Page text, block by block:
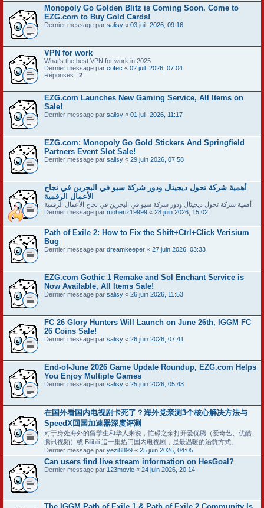
Monopoly Go Golden Blitz is Coming Soon. Come to
EZG.com to Buy Gold Cards!
Dernier message par salisy « 03 juil. 2026, 09:16
VPN for work
What's the best VPN for work in 2025
Dernier message par cofec « 02 juil. 2026, 07:04
Réponses : 2
EZG.com Launches New Gaming Service, All Items on
Sale!
Dernier message par salisy « 01 juil. 2026, 11:17
EZG.com: Monopoly Go Gold Stickers And Springfield
Partners Event Slot Sale!
Dernier message par salisy « 29 juin 2026, 07:58
أهمية شركة تحول ديجيتال ودور شركة سيو في البحرين في نجاح
الأعمال الرقمية
أهمية شركة تحول ديجيتال ودور شركة سيو في البحرين في نجاح الأعمال الرقمية
Dernier message par moheriz19999 « 28 juin 2026, 15:02
Path of Exile 2: How to Fix the Shift+Ctrl+Click Verisium
Bug
Dernier message par dreamkeeper « 27 juin 2026, 03:33
EZG.com Gothic 1 Remake and Sol Enchant Service is
Now Available, All Items Sale!
Dernier message par salisy « 26 juin 2026, 11:53
FC 26 Glory Hunters Will Launch on June 26th, IGGM FC
26 Coins Sale!
Dernier message par salisy « 26 juin 2026, 07:41
End-of-June 2026 Game Update Roundup, EZG.com Helps
You Enjoy Multiple Games
Dernier message par salisy « 25 juin 2026, 05:43
在国外看国内电视剧卡死了？海外党亲测3个核心解决方法与
SpeedX回国加速器深度评测
对于身处海外的留学生和华人来说，忙碌之余打开爱优腾（爱奇艺、优酷、
腾讯视频）或 Bilibili 追一集热门国内电视剧，是最温暖的治愈方式。
Dernier message par yezi8899 « 25 juin 2026, 04:05
Can users find live stream information on HesGoal?
Dernier message par 123movie « 24 juin 2026, 20:14